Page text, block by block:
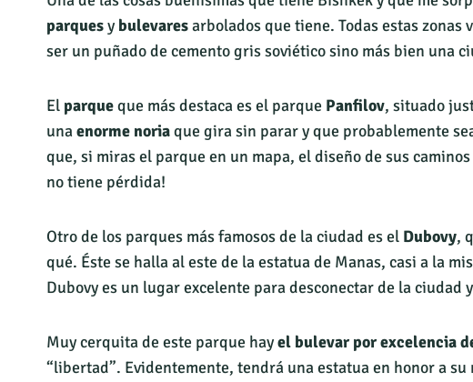
parquesy bulevaresarbolados que tiene. Todas estas
ser un puñado de cemento gris soviético sino más bien una
El parqueque más destaca es el parque Panfilov, situado
unaenorme noriaque gira sin parar y que probablemente
que, si miras el parque en un mapa, el diseño de sus caminos
no tiene pérdida!
Otro de los parques más famosos de la ciudad es el Dubovy,
qué. Éste se halla al este de la estatua de Manas, casi a la
Dubovy es un lugar excelente para desconectar de la ciudad
Muy cerquita de este parque hayel bulevar por excelencia
“libertad”. Evidentemente, tendrá una estatua en honor a